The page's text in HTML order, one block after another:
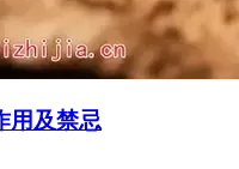
用及禁忌